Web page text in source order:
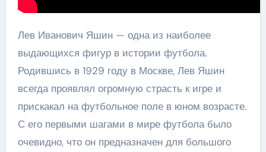
Лев Иванович Яшин — одна из наиболее
выдающихся фигур в истории футбола.
Родившись в 1929 году в Москве, Лев Яшин
всегда проявлял огромную страсть к игре и
прискакал на футбольное поле в юном возрасте.
С его первыми шагами в мире футбола было
очевидно, что он предназначен для большого